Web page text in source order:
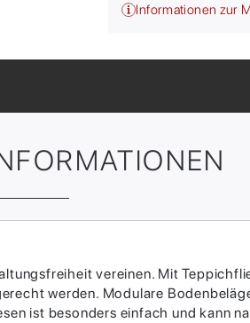
Informationen zur
vereinen. Mit
werden. Modulare
ist besonders einfach und kann